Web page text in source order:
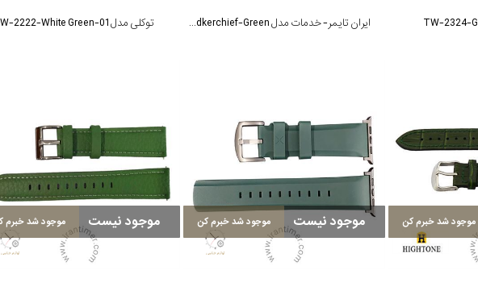
ایران تایمر- خدمات مدل Handkerchief-Green توکلی مدل TW-2222-White Green-01
موجود شد خبرم کن موجود نیست موجود شد خبرم کن موجود نیست موجود شد خبرم